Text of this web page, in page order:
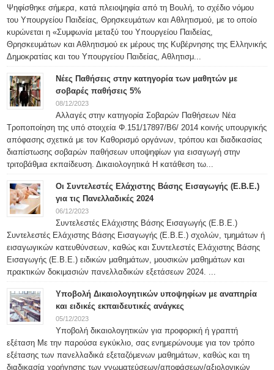
Ψηφίσθηκε σήμερα, κατά πλειοψηφία από τη Βουλή, το σχέδιο νόμου
του Υπουργείου Παιδείας, Θρησκευμάτων και Αθλητισμού, με το οποίο
κυρώνεται η «Συμφωνία μεταξύ του Υπουργείου Παιδείας,
Θρησκευμάτων και Αθλητισμού εκ μέρους της Κυβέρνησης της Ελληνικής
Δημοκρατίας και του Υπουργείου Παιδείας, Αθλητισμ...
Νέες Παθήσεις στην κατηγορία των μαθητών με
σοβαρές παθήσεις 5%
08/12/2023
Αλλαγές στην κατηγορία Σοβαρών Παθήσεων Νέα
Τροποποίηση της υπό στοιχεία Φ.151/17897/Β6/ 2014 κοινής υπουργικής
απόφασης σχετικά με τον Καθορισμό οργάνων, τρόπου και διαδικασίας
διαπίστωσης σοβαρών παθήσεων υποψηφίων για εισαγωγή στην
τριτοβάθμια εκπαίδευση. Δικαιολογητικά Η κατάθεση τω...
Οι Συντελεστές Ελάχιστης Βάσης Εισαγωγής (Ε.Β.Ε.)
για τις Πανελλαδικές 2024
06/12/2023
Συντελεστές Ελάχιστης Βάσης Εισαγωγής (Ε.Β.Ε.)
Συντελεστές Ελάχιστης Βάσης Εισαγωγής (Ε.Β.Ε.) σχολών, τμημάτων ή
εισαγωγικών κατευθύνσεων, καθώς και Συντελεστές Ελάχιστης Βάσης
Εισαγωγής (Ε.Β.Ε.) ειδικών μαθημάτων, μουσικών μαθημάτων και
πρακτικών δοκιμασιών πανελλαδικών εξετάσεων 2024. ...
Υποβολή Δικαιολογητικών υποψηφίων με αναπηρία
και ειδικές εκπαιδευτικές ανάγκες
05/12/2023
Υποβολή δικαιολογητικών για προφορική ή γραπτή
εξέταση Με την παρούσα εγκύκλιο, σας ενημερώνουμε για τον τρόπο
εξέτασης των πανελλαδικά εξεταζόμενων μαθημάτων, καθώς και τη
διαδικασία χορήγησης των γνωματεύσεων/αποφάσεων/αξιολογικών